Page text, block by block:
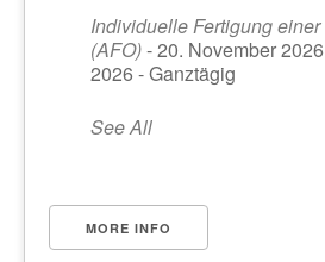
Individuelle Fertigung
(AFO)- 20. November
2026 - Ganztägig
See All
MORE INFO